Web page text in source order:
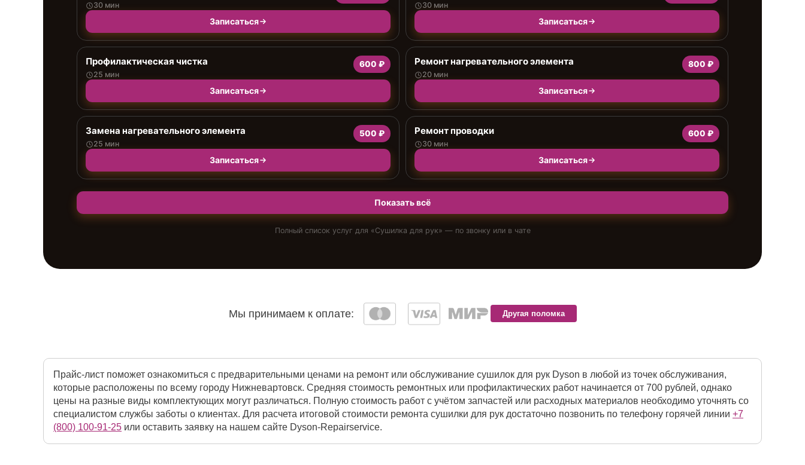
30 мин
Записаться
30 мин
Записаться
Профилактическая чистка
25 мин
600 ₽
Записаться
Ремонт нагревательного элемента
20 мин
800 ₽
Записаться
Замена нагревательного элемента
25 мин
500 ₽
Записаться
Ремонт проводки
30 мин
600 ₽
Записаться
Показать всё
Полный список услуг для «Сушилка для рук» — по звонку или в чате
Мы принимаем к оплате: Другая поломка
Прайс-лист поможет ознакомиться с предварительными ценами на ремонт или обслуживание сушилок для рук Dyson в любой из точек обслуживания,
которые расположены по всему городу Нижневартовск. Средняя стоимость ремонтных или профилактических работ начинается от 700 рублей, однако
цены на разные виды комплектующих могут различаться. Полную стоимость работ с учётом запчастей или расходных материалов необходимо уточнять со
специалистом службы заботы о клиентах. Для расчета итоговой стоимости ремонта сушилки для рук достаточно позвонить по телефону горячей линии +7
(800) 100-91-25 или оставить заявку на нашем сайте Dyson-Repairservice.